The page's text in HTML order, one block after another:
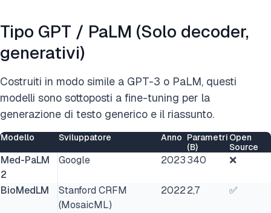
Tipo GPT / PaLM (Solo decoder,
generativi)
Costruiti in modo simile a GPT-3 o PaLM, questi
modelli sono sottoposti a fine-tuning per la
generazione di testo generico e il riassunto.
Modello Sviluppatore Anno Parametri
(B)
Open
Source
Med-PaLM
2
Google 2023340 ❌
BioMedLM
Stanford CRFM
(MosaicML)
20222,7 ✅